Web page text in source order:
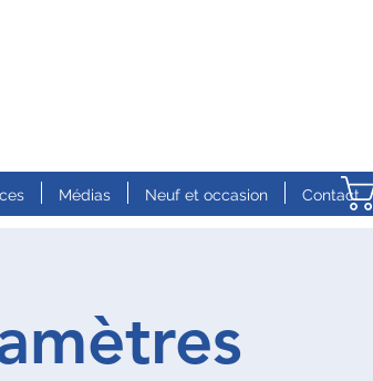
Médias Neuf et occasion Contact